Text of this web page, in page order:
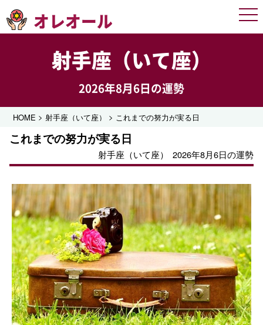
オレオール
射手座（いて座）
2026年8月6日の運勢
HOME >射手座（いて座） > これまでの努力が実る日
これまでの努力が実る日
射手座（いて座） 2026年8月6日の運勢